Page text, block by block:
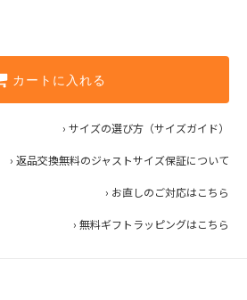
カートに入れる
› サイズの選び方（サイズガイド）
› 返品交換無料のジャストサイズ保証について
› お直しのご対応はこちら
› 無料ギフトラッピングはこちら